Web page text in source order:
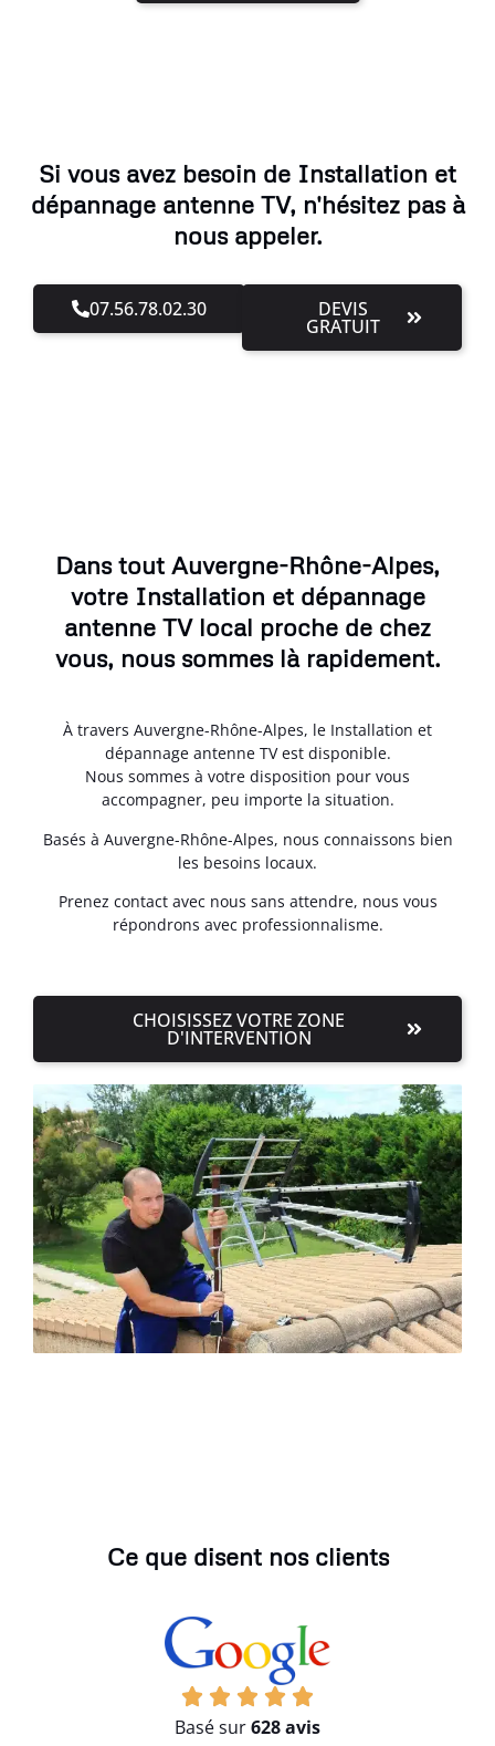
Si vous avez besoin de Installation et
dépannage antenne TV, n'hésitez pas à
nous appeler.
07.56.78.02.30 DEVIS
GRATUIT
Dans tout Auvergne-Rhône-Alpes,
votre Installation et dépannage
antenne TV local proche de chez
vous, nous sommes là rapidement.
À travers Auvergne-Rhône-Alpes, le Installation et
dépannage antenne TV est disponible.
Nous sommes à votre disposition pour vous
accompagner, peu importe la situation.
Basés à Auvergne-Rhône-Alpes, nous connaissons bien
les besoins locaux.
Prenez contact avec nous sans attendre, nous vous
répondrons avec professionnalisme.
CHOISISSEZ VOTRE ZONE
D'INTERVENTION
Ce que disent nos clients
Basé sur628 avis